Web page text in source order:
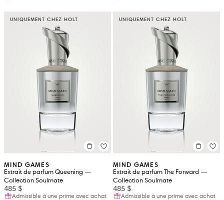
UNIQUEMENT CHEZ HOLT
MIND GAMES
Extrait de parfum Queening —
Collection Soulmate
485 $
Admissible à une prime avec achat
UNIQUEMENT CHEZ HOLT
MIND GAMES
Extrait de parfum The Forward —
Collection Soulmate
485 $
Admissible à une prime avec achat